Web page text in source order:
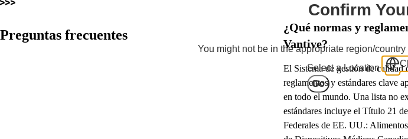
Preguntas frecuentes
¿Qué normas y
Vantive?
El Sistema de gestión de
reglamentos y estándares clave
en todo el mundo. Una lista no
estándares incluye el Título 21
Federales de EE. UU.:
Confirm
You might not be in the appropriate region/
Select a Location
Go